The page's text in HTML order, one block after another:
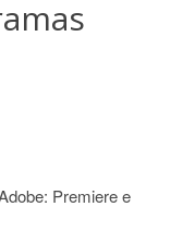
Premiere e